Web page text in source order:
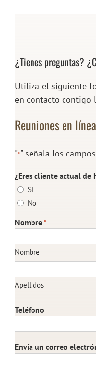
¿Tienes preguntas?
Utiliza el siguiente
en contacto contigo
Reuniones en línea
"*" señala los
¿Eres cliente actual de
Sí
No
Nombre*
Nombre
Apellidos
Teléfono
Envía un correo